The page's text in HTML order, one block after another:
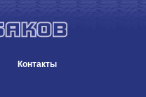
Контакты